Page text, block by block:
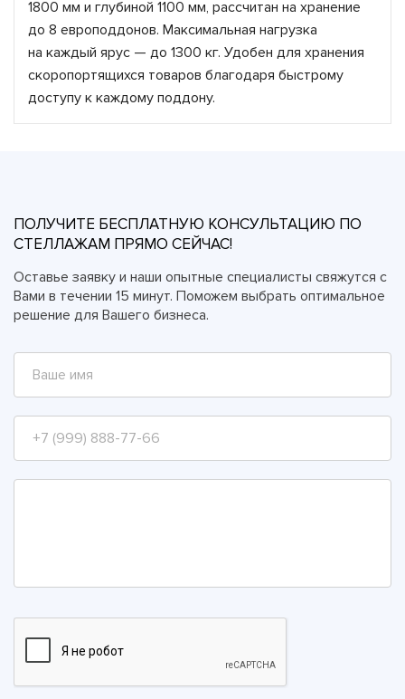
1800 мм и глубиной 1100 мм, рассчитан на хранение
до 8 европоддонов. Максимальная нагрузка
на каждый ярус — до 1300 кг. Удобен для хранения
скоропортящихся товаров благодаря быстрому
доступу к каждому поддону.
ПОЛУЧИТЕ БЕСПЛАТНУЮ КОНСУЛЬТАЦИЮ ПО
СТЕЛЛАЖАМ ПРЯМО СЕЙЧАС!
Оставье заявку и наши опытные специалисты свяжутся с
Вами в течении 15 минут. Поможем выбрать оптимальное
решение для Вашего бизнеса.